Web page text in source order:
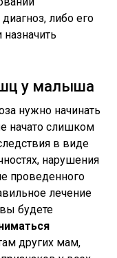
либо его
у малыша
нужно начинать
начато слишком
в виде
нарушения
проведенного
лечение
будете
других мам,